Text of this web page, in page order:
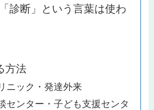
診断」という言葉は使わ
方法
ニック・発達外来
センター・子ども支援センタ